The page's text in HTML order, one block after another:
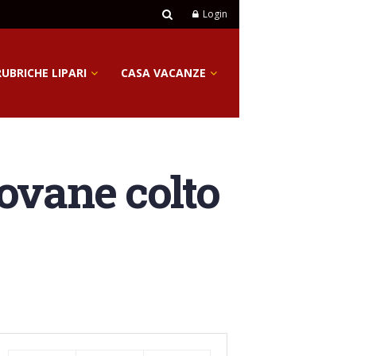
Login
LIPARI CASA VACANZE
colto